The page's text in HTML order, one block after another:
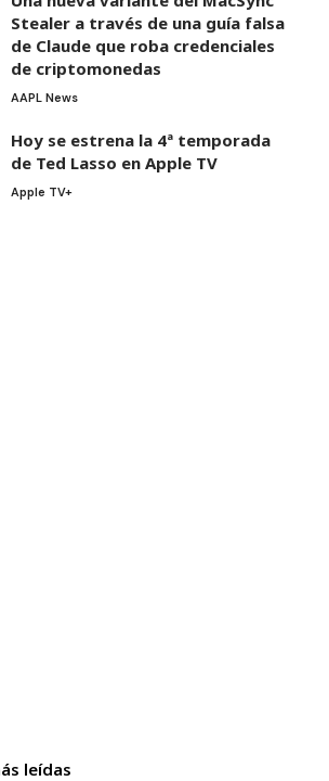
Stealer a través de una guía falsa
de Claude que roba credenciales
de criptomonedas
AAPL News
Hoy se estrena la 4ª temporada
de Ted Lasso en Apple TV
Apple TV+
leídas